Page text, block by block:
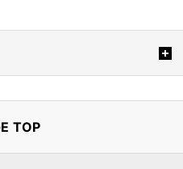
TOP